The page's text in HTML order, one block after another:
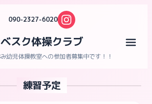
090-2327-6020
ベスク体操クラブ
幼児体操教室への参加者募集中です！！
練習予定